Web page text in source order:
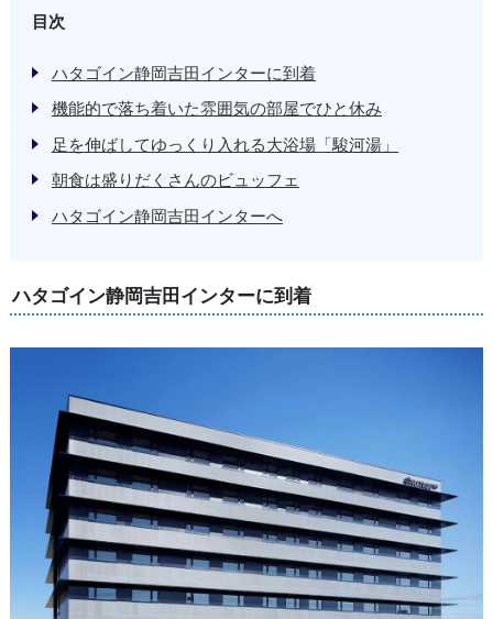
目次
ハタゴイン静岡吉田インターに到着
機能的で落ち着いた雰囲気の部屋でひと休み
足を伸ばしてゆっくり入れる大浴場「駿河湯」
朝食は盛りだくさんのビュッフェ
ハタゴイン静岡吉田インターへ
ハタゴイン静岡吉田インターに到着